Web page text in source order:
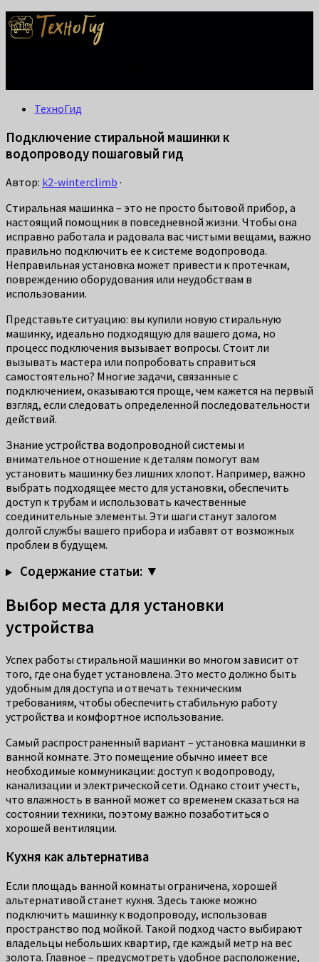
ТехноГид
Подключение стиральной машинки к
водопроводу пошаговый гид
Автор: k2-winterclimb ·
Стиральная машинка – это не просто бытовой прибор, а
настоящий помощник в повседневной жизни. Чтобы она
исправно работала и радовала вас чистыми вещами, важно
правильно подключить ее к системе водопровода.
Неправильная установка может привести к протечкам,
повреждению оборудования или неудобствам в
использовании.
Представьте ситуацию: вы купили новую стиральную
машинку, идеально подходящую для вашего дома, но
процесс подключения вызывает вопросы. Стоит ли
вызывать мастера или попробовать справиться
самостоятельно? Многие задачи, связанные с
подключением, оказываются проще, чем кажется на первый
взгляд, если следовать определенной последовательности
действий.
Знание устройства водопроводной системы и
внимательное отношение к деталям помогут вам
установить машинку без лишних хлопот. Например, важно
выбрать подходящее место для установки, обеспечить
доступ к трубам и использовать качественные
соединительные элементы. Эти шаги станут залогом
долгой службы вашего прибора и избавят от возможных
проблем в будущем.
Содержание статьи: ▼
Выбор места для установки
устройства
Успех работы стиральной машинки во многом зависит от
того, где она будет установлена. Это место должно быть
удобным для доступа и отвечать техническим
требованиям, чтобы обеспечить стабильную работу
устройства и комфортное использование.
Самый распространенный вариант – установка машинки в
ванной комнате. Это помещение обычно имеет все
необходимые коммуникации: доступ к водопроводу,
канализации и электрической сети. Однако стоит учесть,
что влажность в ванной может со временем сказаться на
состоянии техники, поэтому важно позаботиться о
хорошей вентиляции.
Кухня как альтернатива
Если площадь ванной комнаты ограничена, хорошей
альтернативой станет кухня. Здесь также можно
подключить машинку к водопроводу, использовав
пространство под мойкой. Такой подход часто выбирают
владельцы небольших квартир, где каждый метр на вес
золота. Главное – предусмотреть удобное расположение,